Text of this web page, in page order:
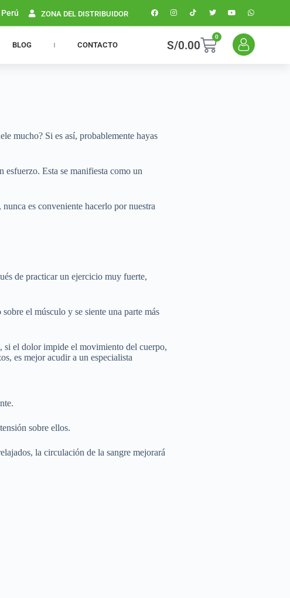
Perú ZONA DEL DISTRIBUIDOR
BLOG CONTACTO S/0.00
0
mucho? Si es así, probablemente hayas
esfuerzo. Esta se manifiesta como un
es conveniente hacerlo por nuestra
de practicar un ejercicio muy fuerte,
el músculo y se siente una parte más
si el dolor impide el movimiento del cuerpo,
es mejor acudir a un especialista
sobre ellos.
la circulación de la sangre mejorará